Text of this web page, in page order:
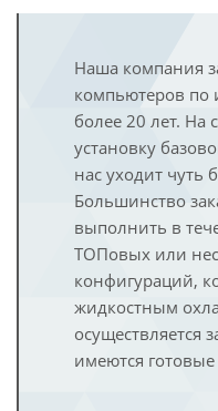
Наша компания
компьютеров по
более 20 лет. На
установку
нас уходит чуть
Большинство
выполнить в
ТОПовых или
конфигураций,
жидкостным
осуществляется
имеются